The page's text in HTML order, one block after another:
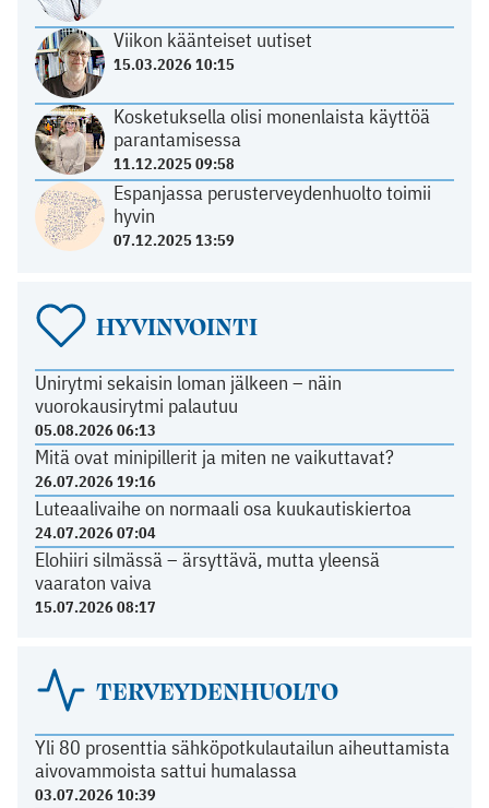
Viikon käänteiset uutiset
15.03.2026 10:15
Kosketuksella olisi monenlaista käyttöä
parantamisessa
11.12.2025 09:58
Espanjassa perusterveydenhuolto toimii
hyvin
07.12.2025 13:59
HYVINVOINTI
Unirytmi sekaisin loman jälkeen – näin
vuorokausirytmi palautuu
05.08.2026 06:13
Mitä ovat minipillerit ja miten ne vaikuttavat?
26.07.2026 19:16
Luteaalivaihe on normaali osa kuukautiskiertoa
24.07.2026 07:04
Elohiiri silmässä – ärsyttävä, mutta yleensä
vaaraton vaiva
15.07.2026 08:17
TERVEYDENHUOLTO
Yli 80 prosenttia sähköpotkulautailun aiheuttamista
aivovammoista sattui humalassa
03.07.2026 10:39